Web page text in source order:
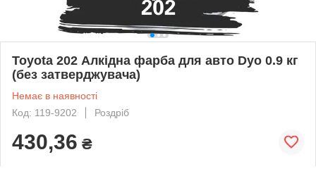
Toyota 202 Алкідна фарба для авто Dyo 0.9 кг
(без затверджувача)
Немає в наявності
Код: 119-9202
Роздріб
430,36 ₴